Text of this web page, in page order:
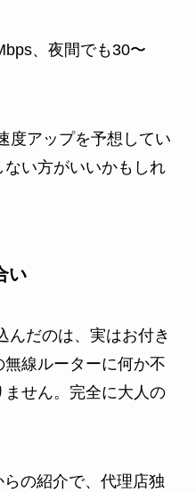
、夜間でも30〜
度アップを予想してい
ない方がいいかもしれ
い
んだのは、実はお付き
線ルーターに何か不
せん。完全に大人の
の紹介で、代理店独